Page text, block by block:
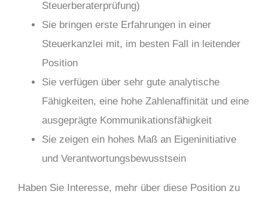
Steuerberaterprüfung)
Sie bringen erste Erfahrungen in einer
Steuerkanzlei mit, im besten Fall in leitender
Position
Sie verfügen über sehr gute analytische
Fähigkeiten, eine hohe Zahlenaffinität und eine
ausgeprägte Kommunikationsfähigkeit
Sie zeigen ein hohes Maß an Eigeninitiative
und Verantwortungsbewusstsein
Haben Sie Interesse, mehr über diese Position zu